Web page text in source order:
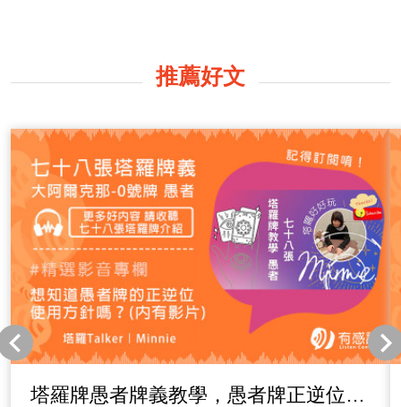
推薦好文
塔羅牌愚者牌義教學，愚者牌正逆位怎